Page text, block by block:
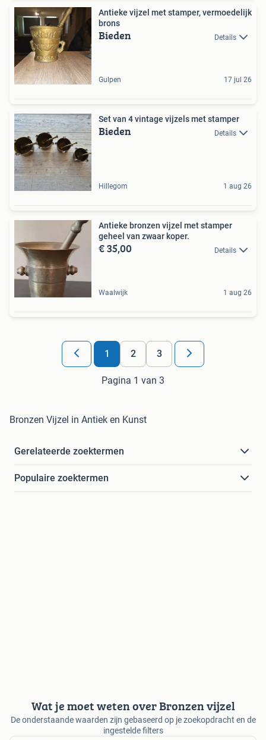
Antieke vijzel met stamper, vermoedelijk
brons
Bieden Details
Gulpen 17 jul 26
Set van 4 vintage vijzels met stamper
Bieden Details
Hillegom 1 aug 26
Antieke bronzen vijzel met stamper
geheel van zwaar koper.
€ 35,00 Details
Waalwijk 1 aug 26
1 2 3
Pagina 1 van 3
Bronzen Vijzel in Antiek en Kunst
Gerelateerde zoektermen
Populaire zoektermen
Wat je moet weten over Bronzen vijzel
De onderstaande waarden zijn gebaseerd op je zoekopdracht en de
ingestelde filters